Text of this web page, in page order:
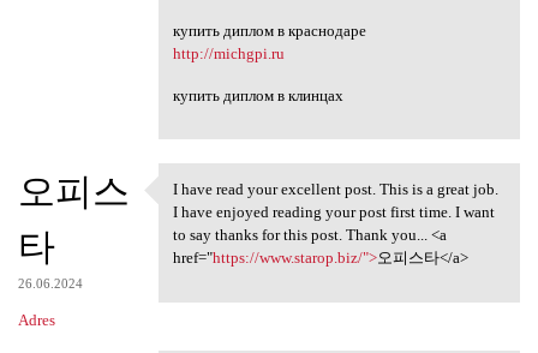
купить диплом в краснодаре
http://michgpi.ru
купить диплом в клинцах
오피스
타
26.06.2024
Adres
I have read your excellent
I have read your excellent post. This is a great job.
I have enjoyed reading your post first time. I want
to say thanks for this post. Thank you... <a
href="https://www.starop.biz/">오피스타</a>